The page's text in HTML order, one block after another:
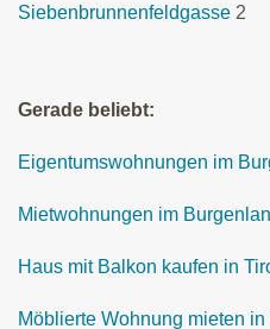
Siebenbrunnenfeldgasse 2
Gerade beliebt:
Eigentumswohnungen im
Mietwohnungen im
Haus mit Balkon kaufen in
Möblierte Wohnung mieten in